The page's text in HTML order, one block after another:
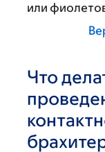
или
Что